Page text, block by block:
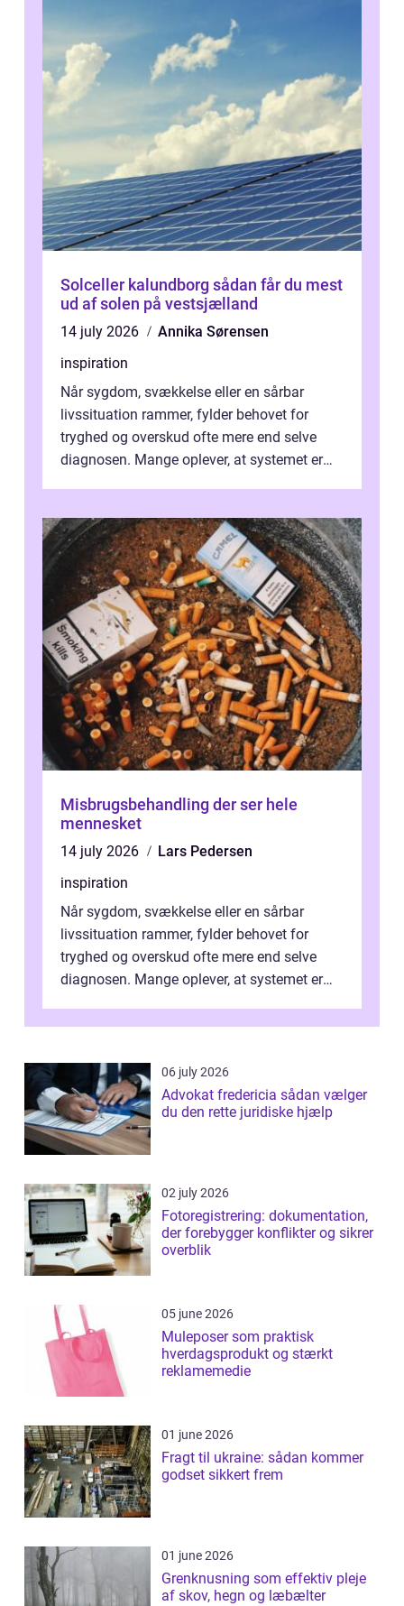
Solceller kalundborg sådan får du mest
ud af solen på vestsjælland
14 july 2026
Annika Sørensen
inspiration
Når sygdom, svækkelse eller en sårbar
livssituation rammer, fylder behovet for
tryghed og overskud ofte mere end selve
diagnosen. Mange oplever, at systemet er
Misbrugsbehandling der ser hele
mennesket
14 july 2026
Lars Pedersen
inspiration
Når sygdom, svækkelse eller en sårbar
livssituation rammer, fylder behovet for
tryghed og overskud ofte mere end selve
diagnosen. Mange oplever, at systemet er
06 july 2026
Advokat fredericia sådan vælger
du den rette juridiske hjælp
02 july 2026
Fotoregistrering: dokumentation,
der forebygger konflikter og sikrer
overblik
05 june 2026
Muleposer som praktisk
hverdagsprodukt og stærkt
reklamemedie
01 june 2026
Fragt til ukraine: sådan kommer
godset sikkert frem
01 june 2026
Grenknusning som effektiv pleje
af skov, hegn og læbælter